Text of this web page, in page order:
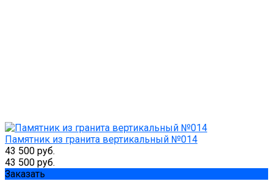
Памятник из гранита вертикальный №014
43 500 руб.
43 500 руб.
Заказать